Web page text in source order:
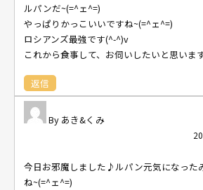
ルパンだ~(=^ェ^=)
やっぱりかっこいいですね~(=^ェ^=)
ロシアンズ最強です(^-^)v
これから食事して、お伺いしたいと思いま
返信
あき&くみ
今日お邪魔しました♪ルパン元気になった
ね~(=^ェ^=)